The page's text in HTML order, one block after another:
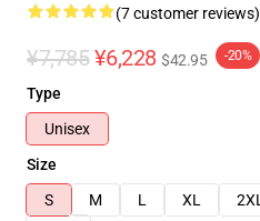
(7 customer reviews)
¥7,785 ¥6,228 $42.95 -20%
Type
Unisex
Size
S
M L XL 2XL